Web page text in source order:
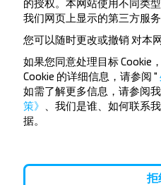
想要更便宜的旅行
吗？
不要错过INFOBUS的特殊
惠。 订阅接收新消息，和
订
我们网页上显示的第三方服务
您可以随时更改或撤销 对本
如果您同意处理目标 Cookie
Cookie 的详细信息，请参阅 "
如需了解更多信息，请参阅
策》
、我们是谁、如何联系
据。
拒